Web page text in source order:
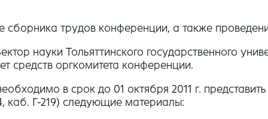
сборника трудов конференции, а также
науки Тольяттинского государственного
средств оргкомитета конференции.
в срок до 01 октября 2011 г.
каб. Г-219) следующие материалы: